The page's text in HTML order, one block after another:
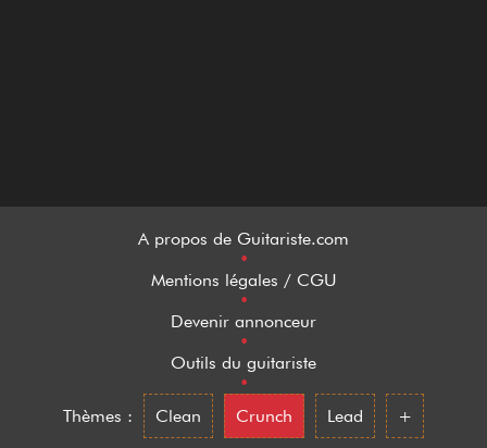
A propos de Guitariste.com
•
Mentions légales / CGU
•
Devenir annonceur
•
Outils du guitariste
•
Thèmes :
Clean Crunch Lead +